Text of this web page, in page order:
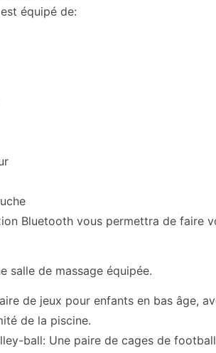
équipé de:
Bluetooth vous permettra de faire
salle de massage équipée.
de jeux pour enfants en bas âge,
de la piscine.
ball: Une paire de cages de